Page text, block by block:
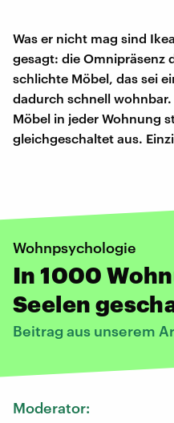
Was er nicht mag sind
gesagt: die Omnipräsenz
schlichte Möbel, das sei
dadurch schnell
Möbel in jeder Wohnung
gleichgeschaltet aus.
Wohnpsychologie
In 1000
Seelen
Beitrag aus unserem
Moderator: